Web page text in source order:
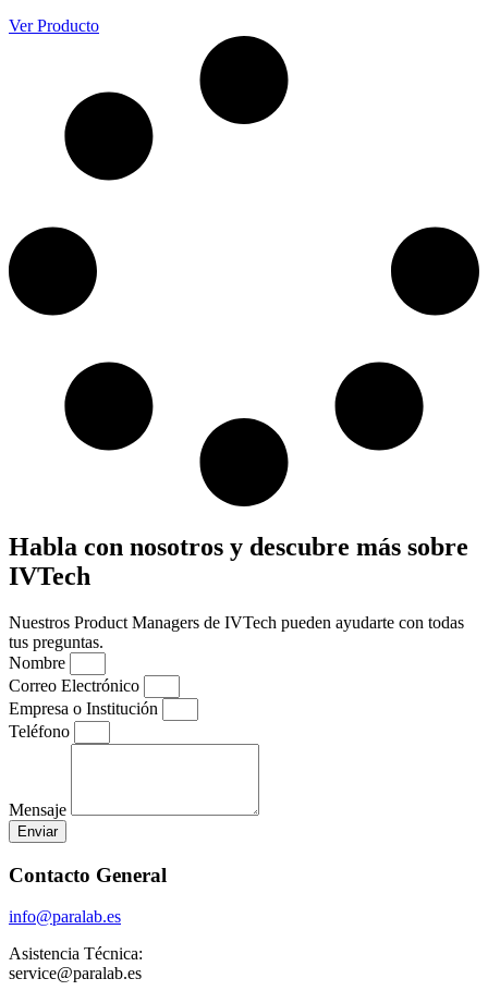
Ver Producto
Habla con nosotros y descubre más sobre
IVTech
Nuestros Product Managers de IVTech pueden ayudarte con todas
tus preguntas.
Nombre
Correo Electrónico
Empresa o Institución
Teléfono
Mensaje
Enviar
Contacto General
info@paralab.es
Asistencia Técnica:
service@paralab.es